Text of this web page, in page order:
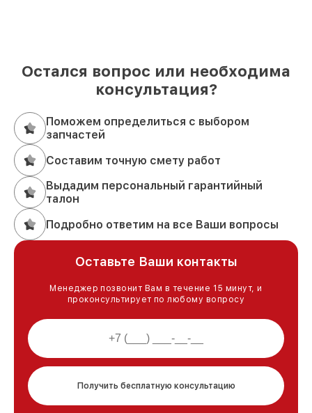
Остался вопрос или необходима
консультация?
Поможем определиться с выбором
запчастей
Составим точную смету работ
Выдадим персональный гарантийный
талон
Подробно ответим на все Ваши вопросы
Оставьте Ваши контакты
Менеджер позвонит Вам в течение 15 минут, и
проконсультирует по любому вопросу
Получить бесплатную консультацию